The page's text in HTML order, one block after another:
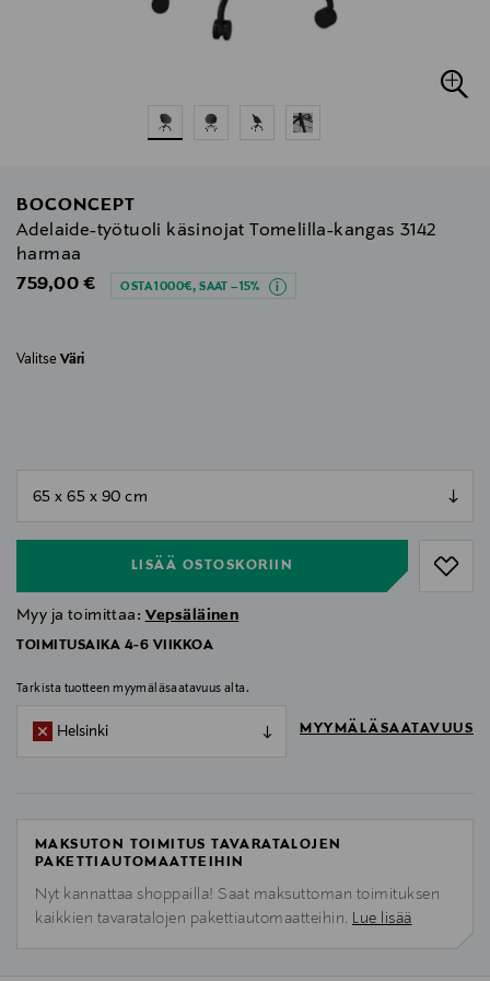
BOCONCEPT
Adelaide-työtuoli käsinojat Tomelilla-kangas 3142
harmaa
Original Price
759,00 € OSTA 1000€, SAAT –15%
Valitse Väri
LISÄÄ OSTOSKORIIN
Myy ja toimittaa: Vepsäläinen
TOIMITUSAIKA 4-6 VIIKKOA
Tarkista tuotteen myymäläsaatavuus alta.
Helsinki MYYMÄLÄSAATAVUUS
MAKSUTON TOIMITUS TAVARATALOJEN
PAKETTIAUTOMAATTEIHIN
Nyt kannattaa shoppailla! Saat maksuttoman toimituksen
kaikkien tavaratalojen pakettiautomaatteihin. Lue lisää